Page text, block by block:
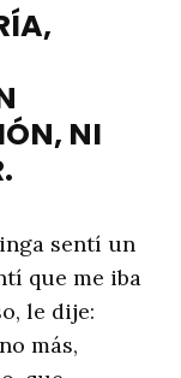
NI
sentí un
que me iba
le dije:
más,